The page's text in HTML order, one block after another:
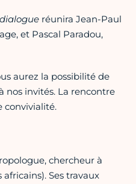
réunira Jean-Paul
et Pascal Paradou,
aurez la possibilité de
nos invités. La rencontre
convivialité.
chercheur à
Ses travaux